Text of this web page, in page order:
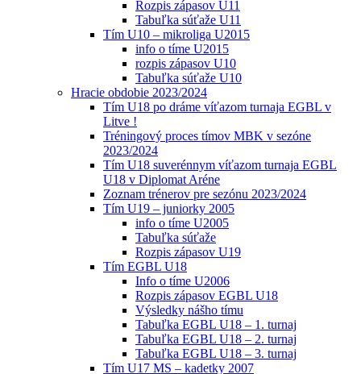
Rozpis zápasov U11
Tabuľka súťaže U11
Tím U10 – mikroliga U2015
info o tíme U2015
rozpis zápasov U10
Tabuľka súťaže U10
Hracie obdobie 2023/2024
Tím U18 po dráme víťazom turnaja EGBL v
Litve !
Tréningový proces tímov MBK v sezóne
2023/2024
Tím U18 suverénnym víťazom turnaja EGBL
U18 v Diplomat Aréne
Zoznam trénerov pre sezónu 2023/2024
Tím U19 – juniorky 2005
info o tíme U2005
Tabuľka súťaže
Rozpis zápasov U19
Tím EGBL U18
Info o tíme U2006
Rozpis zápasov EGBL U18
Výsledky nášho tímu
Tabuľka EGBL U18 – 1. turnaj
Tabuľka EGBL U18 – 2. turnaj
Tabuľka EGBL U18 – 3. turnaj
Tím U17 MS – kadetky 2007